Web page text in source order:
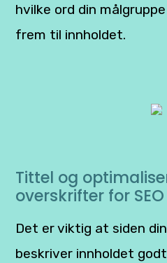
hvilke ord din
frem til innholdet.
Tittel og
overskrifter for SEO
Det er viktig at siden
beskriver innholdet